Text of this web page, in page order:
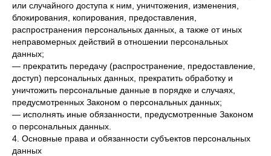
или случайного доступа к ним, уничтожения, изменения,
блокирования, копирования, предоставления,
распространения персональных данных, а также от иных
неправомерных действий в отношении персональных
данных;
— прекратить передачу (распространение, предоставление,
доступ) персональных данных, прекратить обработку и
уничтожить персональные данные в порядке и случаях,
предусмотренных Законом о персональных данных;
— исполнять иные обязанности, предусмотренные Законом
о персональных данных.
4. Основные права и обязанности субъектов персональных
данных